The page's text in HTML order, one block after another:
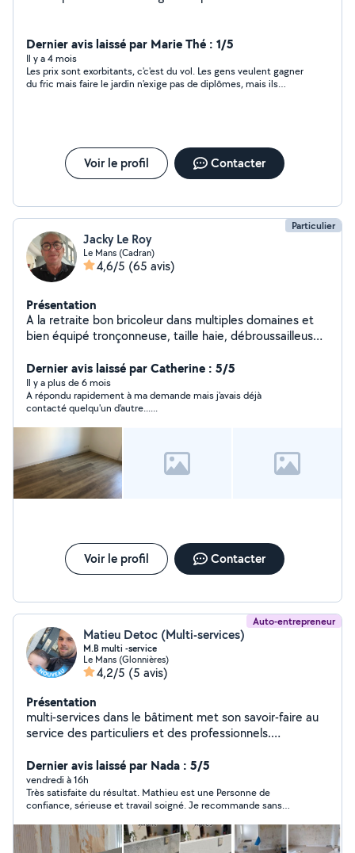
Dernier avis laissé par Marie Thé : 1/5
Il y a 4 mois
Les prix sont exorbitants, c'c'est du vol. Les gens veulent gagner
du fric mais faire le jardin n'exige pas de diplômes, mais ils
Voir le profil Contacter
Particulier
Jacky Le Roy
Le Mans (Cadran)
4,6/5 (65 avis)
Présentation
A la retraite bon bricoleur dans multiples domaines et
bien équipé tronçonneuse, taille haie, débroussailleuse,
électrique, remorque, groupe électrogène, l'archer,
perforateur, meuleuse d angle etc
Dernier avis laissé par Catherine : 5/5
Il y a plus de 6 mois
A répondu rapidement à ma demande mais j'avais déjà
contacté quelqu'un d'autre......
Voir le profil Contacter
Auto-entrepreneur
Matieu Detoc (Multi-services)
M.B multi -service
Le Mans (Glonnières)
4,2/5 (5 avis)
Présentation
multi-services dans le bâtiment met son savoir-faire au
service des particuliers et des professionnels.
peinture, de l'aménagement intérieur et extérieur,
entretien de l'espace vert , ma priorité est de fournir un
travail de qualité, dans le respect des délais, avec des
solutions adaptées aux besoins de chaque client.
Dernier avis laissé par Nada : 5/5
vendredi à 16h
Très satisfaite du résultat. Mathieu est une Personne de
confiance, sérieuse et travail soigné. Je recommande sans
professionnalisme. Merci encore